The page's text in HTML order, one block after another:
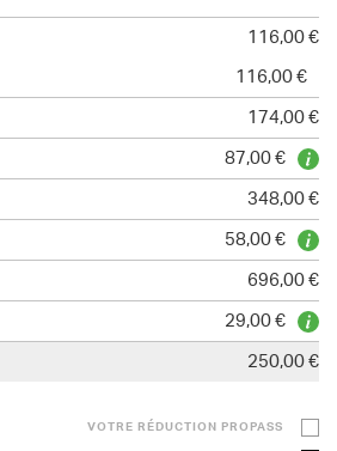
116,00 €
116,00 €
174,00 €
87,00 €
348,00 €
58,00 €
696,00 €
29,00 €
250,00 €
VOTRE RÉDUCTION PROPASS